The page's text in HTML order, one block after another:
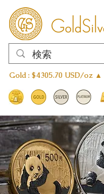
Gold : $4305.70 USD/oz ▲